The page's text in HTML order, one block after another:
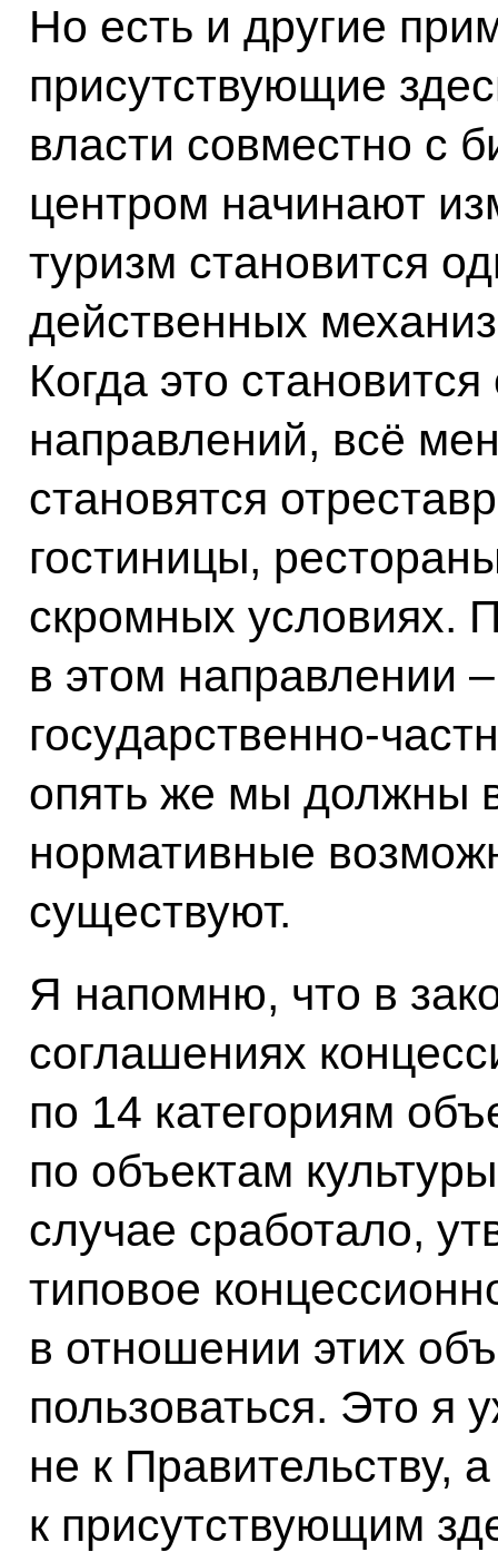
Но есть и другие
присутствующие
власти совместно с
центром начинают
туризм становится
действенных
Когда это
направлений, всё
становятся
гостиницы,
скромных условиях.
в этом направлении
государственно-
опять же мы должны
нормативные
существуют.
Я напомню, что в
соглашениях
по 14 категориям
по объектам
случае сработало,
типовое
в отношении этих
пользоваться. Это я
не к Правительству,
к присутствующим